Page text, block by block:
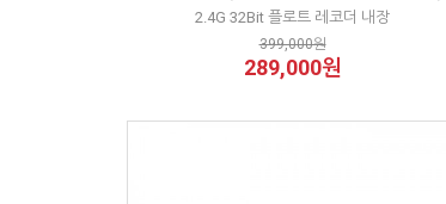
2.4G 32Bit 플로트 레코더 내장
399,000원
289,000원